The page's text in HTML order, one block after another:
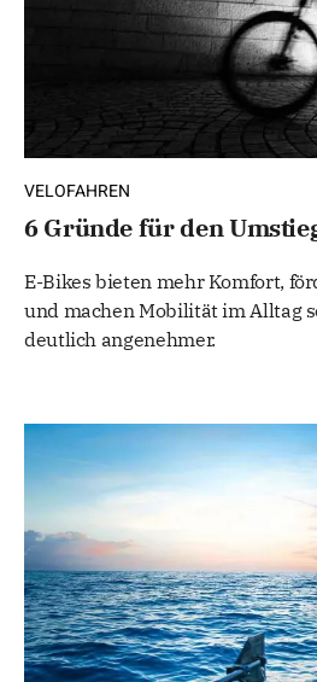
VELOFAHREN
6 Gründe für den
E-Bikes bieten mehr Komfort,
und machen Mobilität im Alltag
deutlich angenehmer.